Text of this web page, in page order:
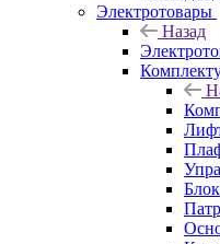
Электротовары
Назад